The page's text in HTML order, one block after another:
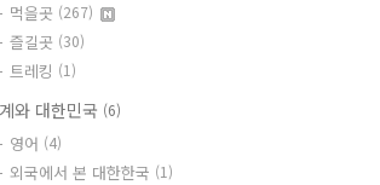
먹을곳 (267)
즐길곳 (30)
트레킹 (1)
와 대한민국 (6)
영어 (4)
외국에서 본 대한한국 (1)